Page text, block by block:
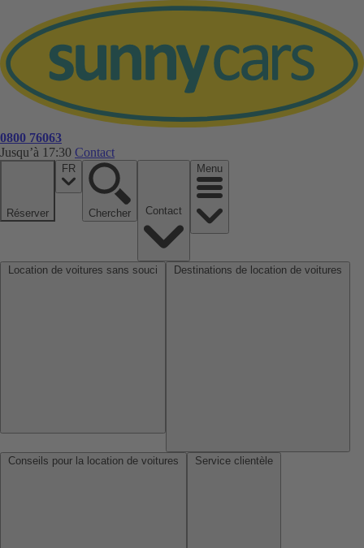
0800 76063
Jusqu’à 17:30 Contact
Réserver
FR
Chercher
Menu